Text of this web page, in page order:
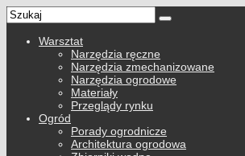
Warsztat
Narzędzia ręczne
Narzędzia zmechanizowane
Narzędzia ogrodowe
Materiały
Przeglądy rynku
Ogród
Porady ogrodnicze
Architektura ogrodowa